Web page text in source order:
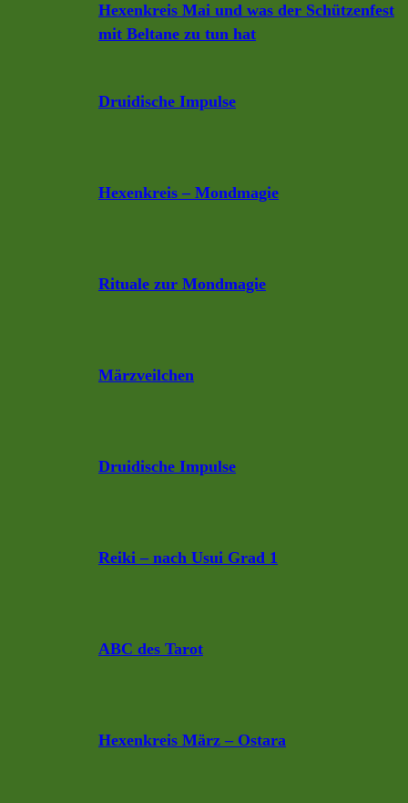
Hexenkreis Mai und was der Schützenfest
mit Beltane zu tun hat
Druidische Impulse
Hexenkreis – Mondmagie
Rituale zur Mondmagie
Märzveilchen
Druidische Impulse
Reiki – nach Usui Grad 1
ABC des Tarot
Hexenkreis März – Ostara